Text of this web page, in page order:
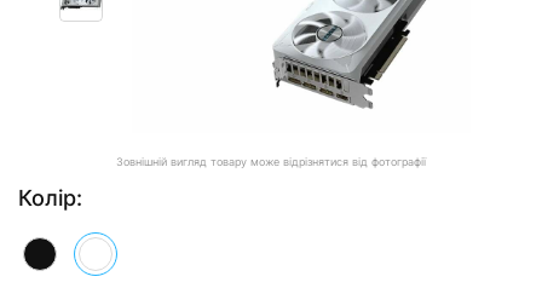
Зовнішній вигляд товару може відрізнятися від фотографії
Колір: